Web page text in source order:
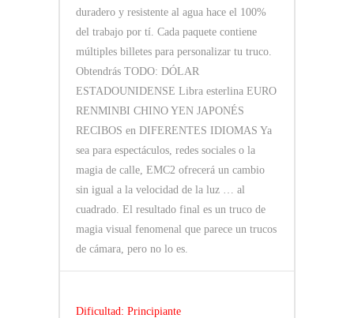
duradero y resistente al agua hace el 100%
del trabajo por tí. Cada paquete contiene
múltiples billetes para personalizar tu truco.
Obtendrás TODO: DÓLAR
ESTADOUNIDENSE Libra esterlina EURO
RENMINBI CHINO YEN JAPONÉS
RECIBOS en DIFERENTES IDIOMAS Ya
sea para espectáculos, redes sociales o la
magia de calle, EMC2 ofrecerá un cambio
sin igual a la velocidad de la luz … al
cuadrado. El resultado final es un truco de
magia visual fenomenal que parece un trucos
de cámara, pero no lo es.
Dificultad: Principiante